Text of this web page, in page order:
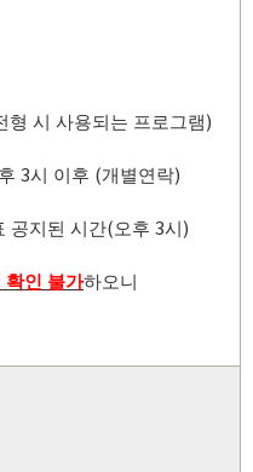
형 시 사용되는 프로그램)
3시 이후 (개별연락)
공지된 시간(오후 3시 )
확인 불가하오니